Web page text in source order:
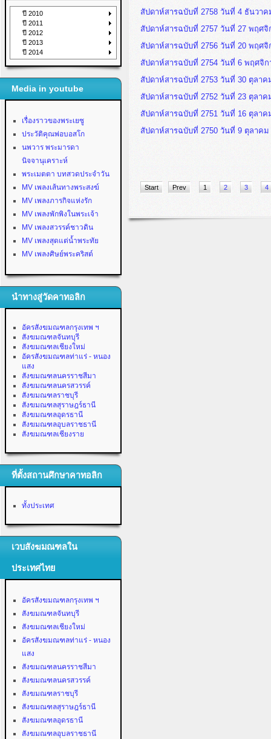
ปี 2010
ปี 2011
ปี 2012
ปี 2013
ปี 2014
Media in youtube
เรื่องราวของพระเยซู
ประวัติคุณพ่อบอสโก
นพวาร พระมารดา
นิจจานุเคราะห์
พระเมตตา บทสวดประจำวัน
MV เพลงเส้นทางพระสงฆ์
MV เพลงภารกิจแห่งรัก
MV เพลงพักพิงในพระเจ้า
MV เพลงสวรรค์ชาวดิน
MV เพลงสุดแต่น้ำพระทัย
MV เพลงศิษย์พระคริสต์
นำทางสู่วัดคาทอลิก
อัครสังฆมณฑลกรุงเทพ ฯ
สังฆมณฑลจันทบุรี
สังฆมณฑลเชียงใหม่
อัครสังฆมณฑลท่าแร่ - หนอง
แสง
สังฆมณฑลนครราชสีมา
สังฆมณฑลนครสวรรค์
สังฆมณฑลราชบุรี
สังฆมณฑลสุราษฎร์ธานี
สังฆมณฑลอุดรธานี
สังฆมณฑลอุบลราชธานี
สังฆมณฑลเชียงราย
ที่ตั้งสถานศึกษาคาทอลิก
ทั้งประเทศ
เวบสังฆมณฑลใน
ประเทศไทย
อัครสังฆมณฑลกรุงเทพ ฯ
สังฆมณฑลจันทบุรี
สังฆมณฑลเชียงใหม่
อัครสังฆมณฑลท่าแร่ - หนอง
แสง
สังฆมณฑลนครราชสีมา
สังฆมณฑลนครสวรรค์
สังฆมณฑลราชบุรี
สังฆมณฑลสุราษฎร์ธานี
สังฆมณฑลอุดรธานี
สังฆมณฑลอุบลราชธานี
สัปดาห์สารฉบับที่ 2758 วันที่ 4 ธันวาค
สัปดาห์สารฉบับที่ 2757 วันที่ 27 พฤศจิ
สัปดาห์สารฉบับที่ 2756 วันที่ 20 พฤศจิ
สัปดาห์สารฉบับที่ 2754 วันที่ 6 พฤศจิก
สัปดาห์สารฉบับที่ 2753 วันที่ 30 ตุลาค
สัปดาห์สารฉบับที่ 2752 วันที่ 23 ตุลาค
สัปดาห์สารฉบับที่ 2751 วันที่ 16 ตุลาค
สัปดาห์สารฉบับที่ 2750 วันที่ 9 ตุลาคม
Start Prev 1 2 3 4